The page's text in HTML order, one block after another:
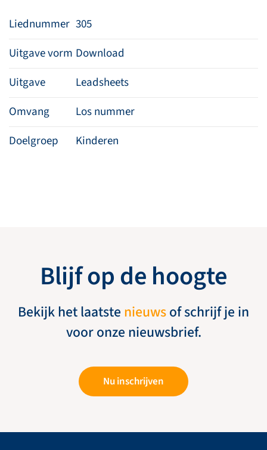
Liednummer 305
Uitgave vorm Download
Uitgave
Leadsheets
Omvang
Los nummer
Doelgroep
Kinderen
Blijf op de hoogte
Bekijk het laatste nieuwsof schrijf je in
voor onze nieuwsbrief.
Nu inschrijven